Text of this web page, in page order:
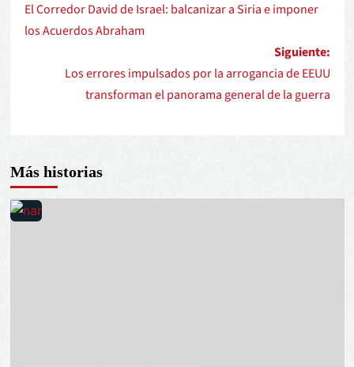
El Corredor David de Israel: balcanizar a Siria e imponer
los Acuerdos Abraham
Siguiente:
Los errores impulsados por la arrogancia de EEUU
transforman el panorama general de la guerra
Más historias